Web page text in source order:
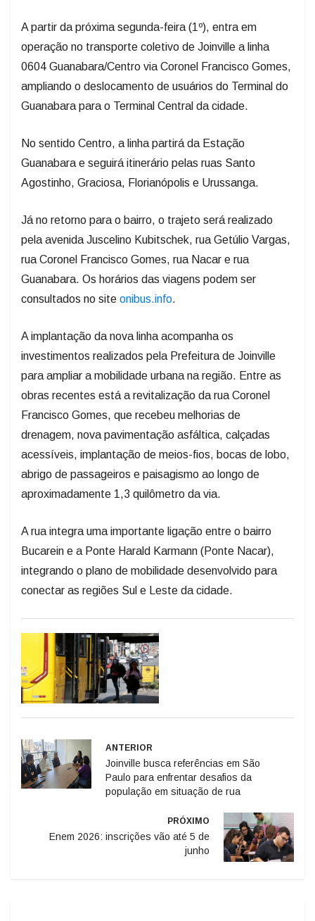
A partir da próxima segunda-feira (1º), entra em
operação no transporte coletivo de Joinville a linha
0604 Guanabara/Centro via Coronel Francisco Gomes,
ampliando o deslocamento de usuários do Terminal do
Guanabara para o Terminal Central da cidade.
No sentido Centro, a linha partirá da Estação
Guanabara e seguirá itinerário pelas ruas Santo
Agostinho, Graciosa, Florianópolis e Urussanga.
Já no retorno para o bairro, o trajeto será realizado
pela avenida Juscelino Kubitschek, rua Getúlio Vargas,
rua Coronel Francisco Gomes, rua Nacar e rua
Guanabara. Os horários das viagens podem ser
consultados no site onibus.info.
A implantação da nova linha acompanha os
investimentos realizados pela Prefeitura de Joinville
para ampliar a mobilidade urbana na região. Entre as
obras recentes está a revitalização da rua Coronel
Francisco Gomes, que recebeu melhorias de
drenagem, nova pavimentação asfáltica, calçadas
acessíveis, implantação de meios-fios, bocas de lobo,
abrigo de passageiros e paisagismo ao longo de
aproximadamente 1,3 quilômetro da via.
A rua integra uma importante ligação entre o bairro
Bucarein e a Ponte Harald Karmann (Ponte Nacar),
integrando o plano de mobilidade desenvolvido para
conectar as regiões Sul e Leste da cidade.
ANTERIOR
Joinville busca referências em São
Paulo para enfrentar desafios da
população em situação de rua
PRÓXIMO
Enem 2026: inscrições vão até 5 de
junho